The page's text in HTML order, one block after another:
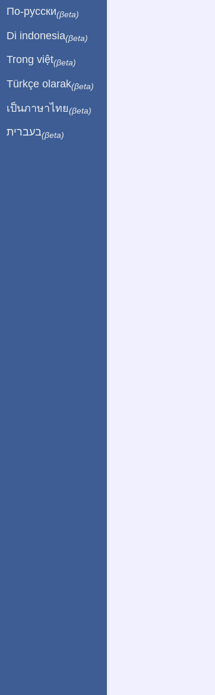
По-русски(βeta)
Di indonesia(βeta)
Trong việt(βeta)
Türkçe olarak(βeta)
เป็นภาษาไทย(βeta)
בעברית(βeta)